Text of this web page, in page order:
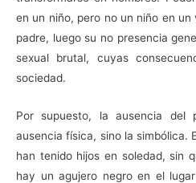
en un niño, pero no un niño en
padre, luego su no presencia
sexual brutal, cuyas
sociedad.
Por supuesto, la ausencia del
ausencia física, sino la simbólica.
han tenido hijos en soledad, sin
hay un agujero negro en el